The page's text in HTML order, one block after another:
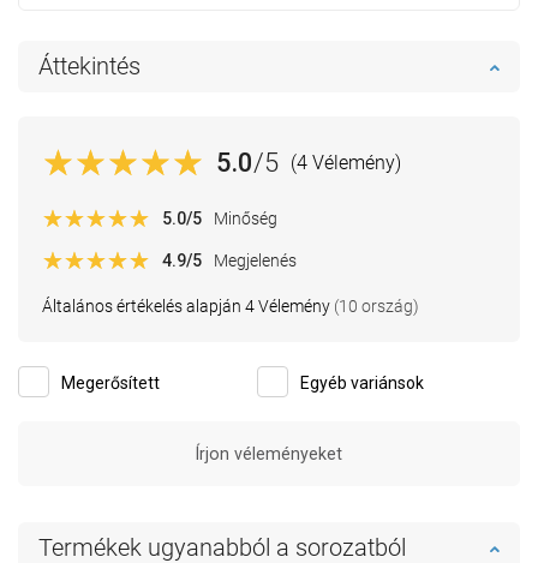
Áttekintés
5.0/5 (4 Vélemény)
Általános értékelés alapján 4 Vélemény (10 ország)
5.0/5 Minőség
4.9/5 Megjelenés
Megerősített Egyéb variánsok
Írjon véleményeket
Termékek ugyanabból a sorozatból